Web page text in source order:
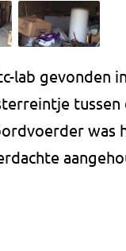
lab gevonden
tussen
was